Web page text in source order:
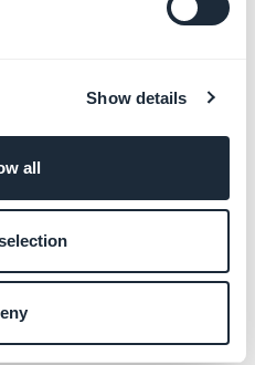
Show details
all
o meno (vedi opzione 1
e-mail associate.
sono
usato altrove
in cui lo stai